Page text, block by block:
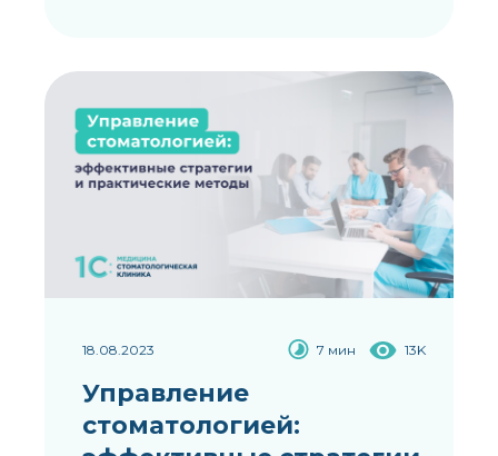
18.08.2023 7 мин 13K
Управление
стоматологией: